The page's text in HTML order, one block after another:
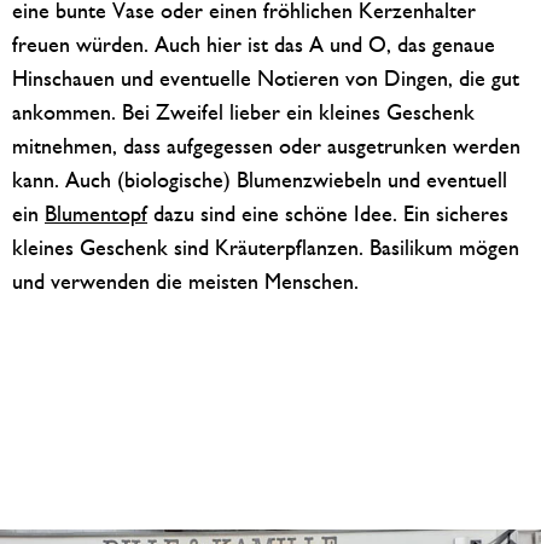
eine bunte Vase oder einen fröhlichen Kerzenhalter
freuen würden. Auch hier ist das A und O, das genaue
Hinschauen und eventuelle Notieren von Dingen, die gut
ankommen. Bei Zweifel lieber ein kleines Geschenk
mitnehmen, dass aufgegessen oder ausgetrunken werden
kann. Auch (biologische) Blumenzwiebeln und eventuell
ein Blumentopfdazu sind eine schöne Idee. Ein sicheres
kleines Geschenk sind Kräuterpflanzen. Basilikum mögen
und verwenden die meisten Menschen.